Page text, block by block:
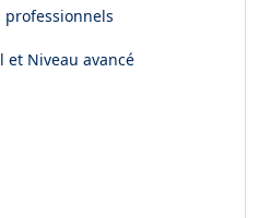
professionnels
et Niveau avancé